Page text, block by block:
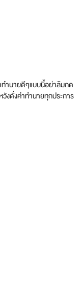
ทำนายดีๆแบบนี้อย่าลืมกด
งดั่งคำทำนายทุกประการ